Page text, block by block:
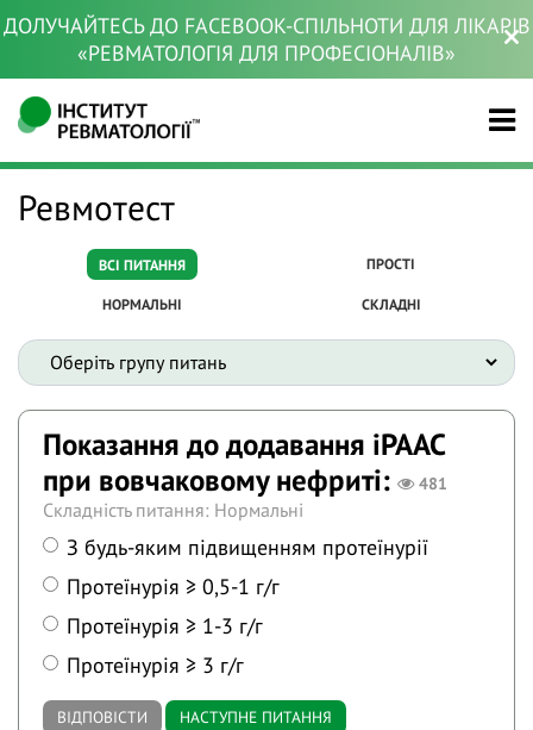
ДОЛУЧАЙТЕСЬ ДО FACEBOOK-СПІЛЬНОТИ ДЛЯ ЛІКАРІВ
«РЕВМАТОЛОГІЯ ДЛЯ ПРОФЕСІОНАЛІВ»
Ревмотест
ВСІ ПИТАННЯ ПРОСТІ
НОРМАЛЬНІ СКЛАДНІ
Показання до додавання іРААС
при вовчаковому нефриті:
481
Складність питання: Нормальні
З будь-яким підвищенням протеїнурії
Протеїнурія ≥ 0,5-1 г/г
Протеїнурія ≥ 1-3 г/г
Протеїнурія ≥ 3 г/г
ВІДПОВІСТИ НАСТУПНЕ ПИТАННЯ